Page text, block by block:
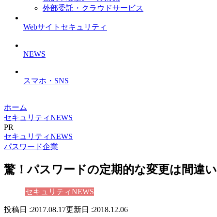
外部委託・クラウドサービス
Webサイトセキュリティ
NEWS
スマホ・SNS
ホーム
セキュリティNEWS
PR
セキュリティNEWS
パスワード企業
驚！パスワードの定期的な変更は間違
セキュリティNEWS
2017.08.17 2018.12.06